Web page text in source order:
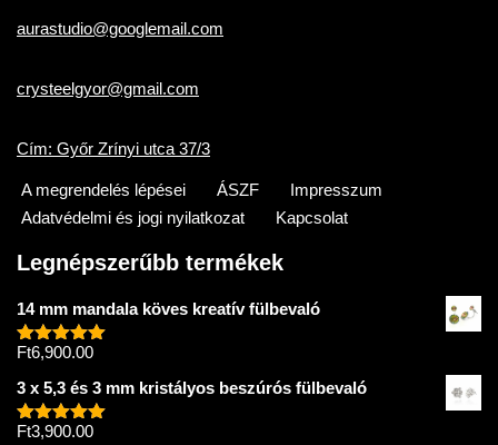
aurastudio@googlemail.com
crysteelgyor@gmail.com
Cím: Győr Zrínyi utca 37/3
A megrendelés lépései ÁSZF
Impresszum
Adatvédelmi és jogi nyilatkozat
Kapcsolat
Legnépszerűbb termékek
14 mm mandala köves kreatív fülbevaló
Értékelés:
Ft6,900.00
3 x 5,3 és 3 mm kristályos beszúrós fülbevaló
Értékelés:
Ft3,900.00